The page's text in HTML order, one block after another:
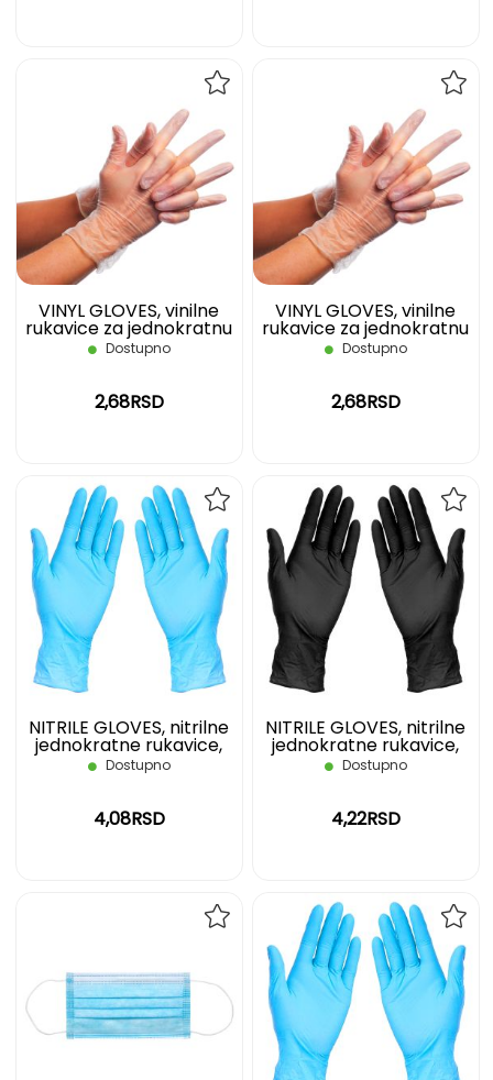
VINYL GLOVES, vinilne
rukavice za jednokratnu
upotrebu, nepuderisane,
transparentne, S
Dostupno
2,68RSD
NA
LISTU
ŽELJA
VINYL GLOVES, vinilne
rukavice za jednokratnu
upotrebu, nepuderisane,
transparentne, M
Dostupno
2,68RSD
NA
NITRILE GLOVES, nitrilne
jednokratne rukavice,
svetlo plave, XL
Dostupno
4,08RSD
DODAJ
NA
LISTU
ŽELJA
NITRILE GLOVES, nitrilne
jednokratne rukavice,
crne, XL
Dostupno
4,22RSD
NA
DODAJ
NA
LISTU
NA